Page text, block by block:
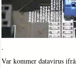
·
Var kommer datavirus